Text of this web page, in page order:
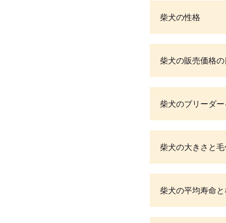
柴犬の性格
柴犬の販売価格
柴犬のブリーダ
柴犬の大きさと
柴犬の平均寿命